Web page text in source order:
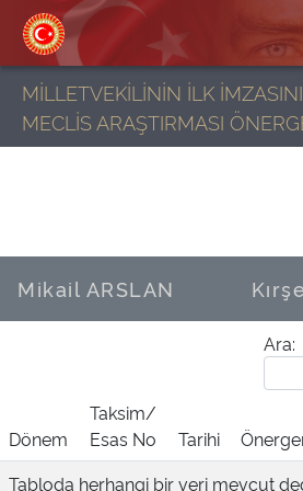
MİLLETVEKİLİNİN İLK
MECLİS ARAŞTIRMASI
Mikail ARSLAN
Ara:
Dönem
Taksim/
Esas No
Tarihi
Tabloda herhangi bir veri mevcut